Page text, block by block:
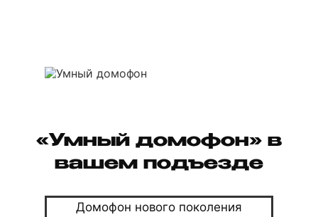
«Умный домофон» в
вашем подъезде
Домофон нового поколения